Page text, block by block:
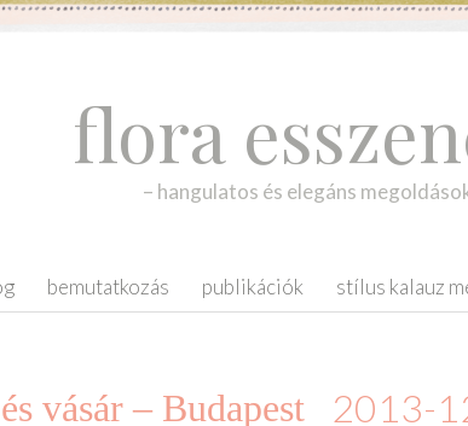
flora
– hangulatos és elegáns
bemutatkozás publikációk stílus kalauz
vásár – Budapest
2013-